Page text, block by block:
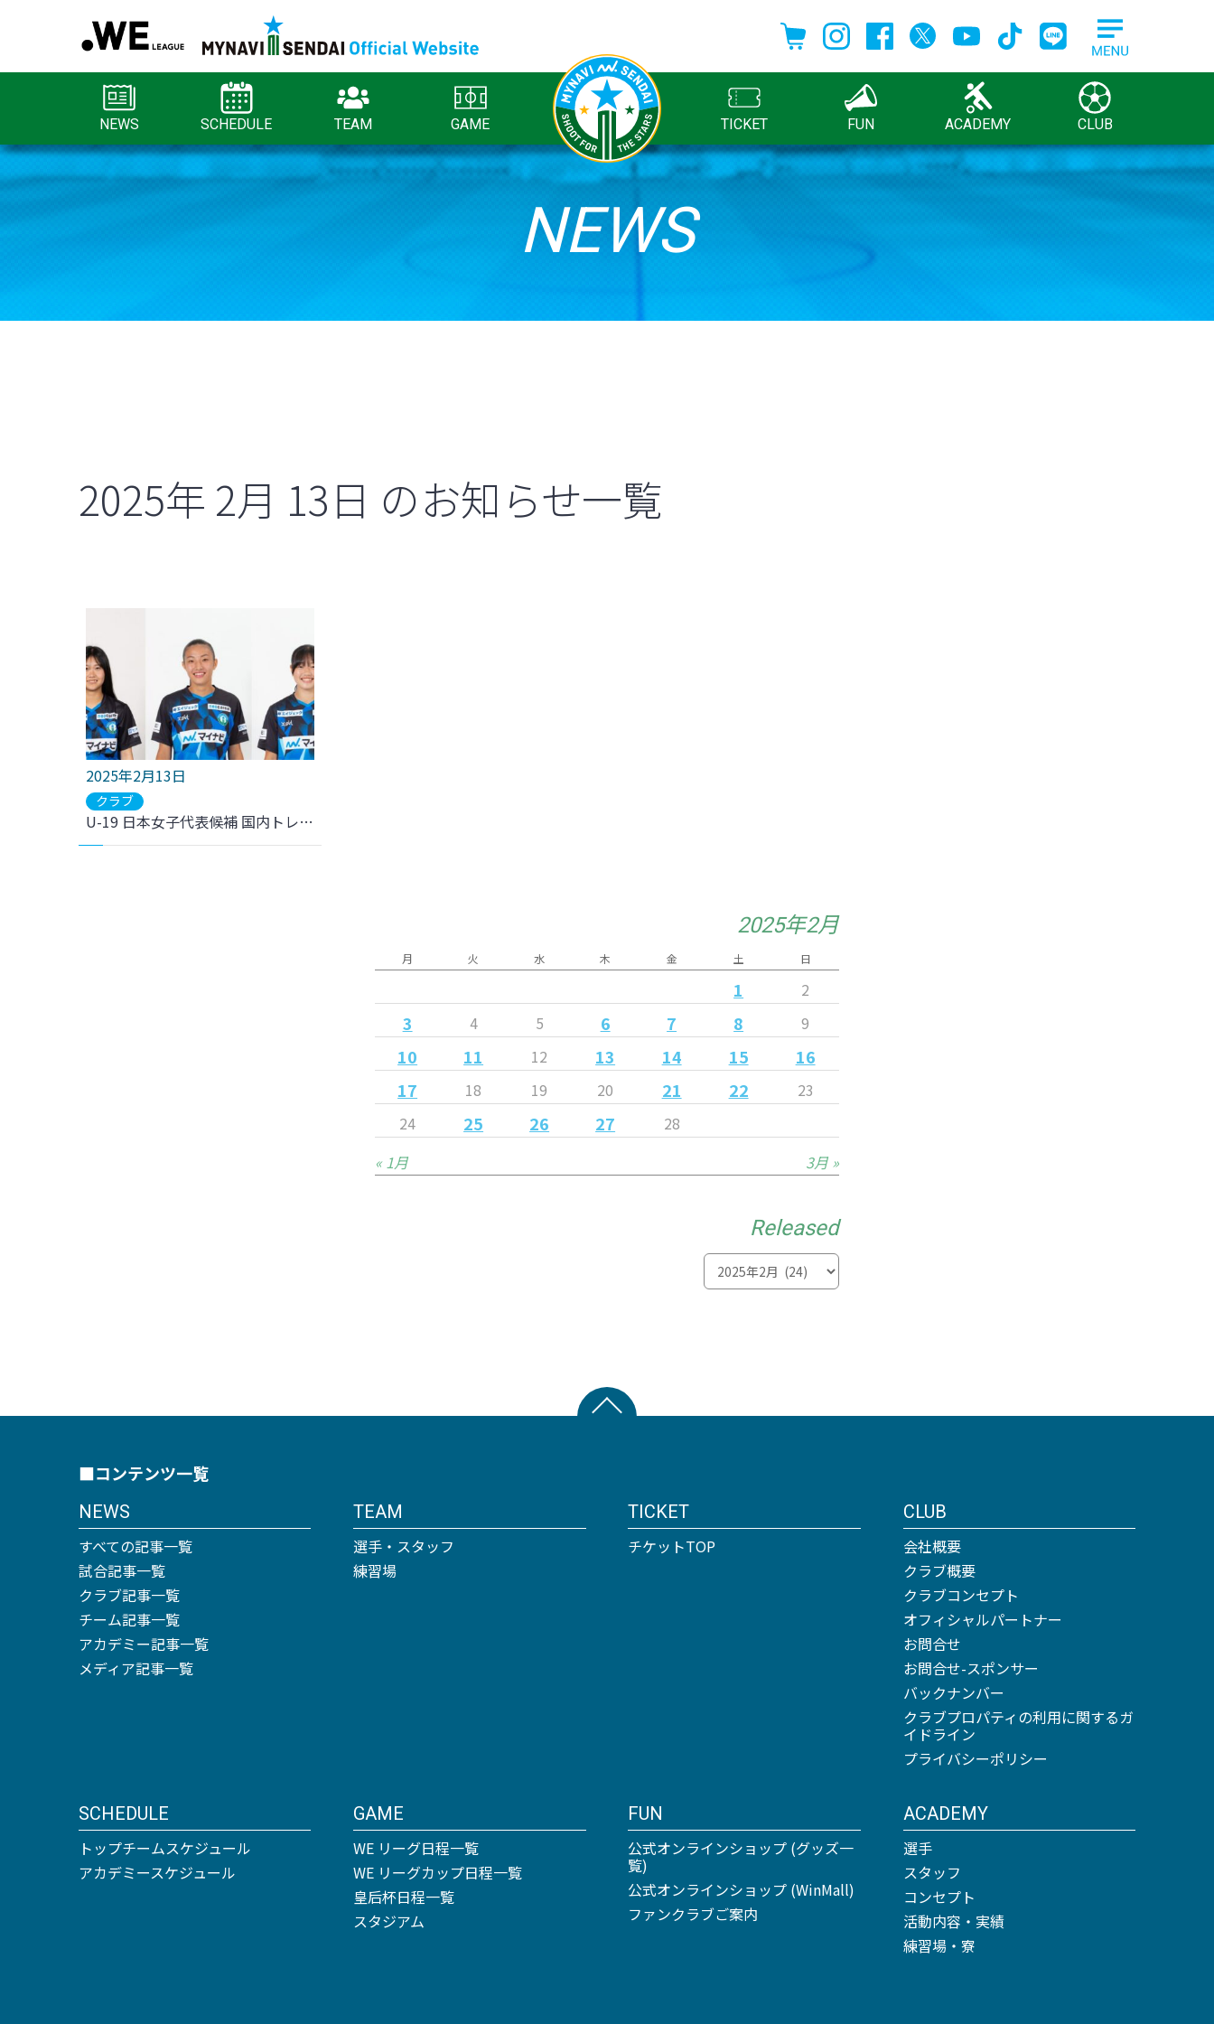
NEWS SCHEDULE TEAM GAME TICKET FUN ACADEMY CLUB
NEWS
2025年 2月 13日 のお知らせ一覧
2025年2月13日
クラブ
U-19 日本女子代表候補 国内トレーニングキャンプ メンバー 3名選出のお知らせ
2025年2月
月 火 水 木 金 土 日
1 2
3 4 5 6 7 8 9
10 11 12 13 14 15
16
17
18 19 20 21 22
23
24
25 26 27
28
« 1月
3月 »
Released
■コンテンツ一覧
NEWS
すべての記事一覧
試合記事一覧
クラブ記事一覧
チーム記事一覧
アカデミー記事一覧
メディア記事一覧
SCHEDULE
トップチームスケジュール
アカデミースケジュール
TEAM
選手・スタッフ
練習場
GAME
WE リーグ日程一覧
WE リーグカップ日程一覧
皇后杯日程一覧
スタジアム
TICKET
チケットTOP
FUN
公式オンラインショップ (グッズ一
覧)
公式オンラインショップ (WinMall)
ファンクラブご案内
ACADEMY
選手
スタッフ
コンセプト
活動内容・実績
練習場・寮
CLUB
会社概要
クラブ概要
クラブコンセプト
オフィシャルパートナー
お問合せ
お問合せ-スポンサー
バックナンバー
クラブプロパティの利用に関するガ
イドライン
プライバシーポリシー